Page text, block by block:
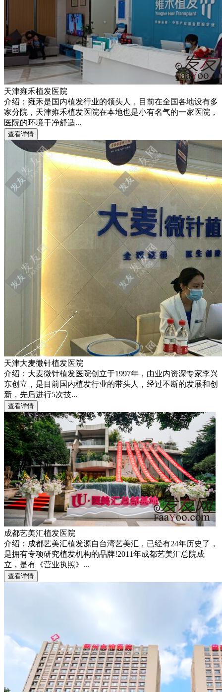
天津雍禾植发医院
介绍：雍禾是国内植发行业的领头人，目前在全国各地设有多
家分院，天津雍禾植发医院在本地也是小有名气的一家医院，
医院的环境干净舒适...
天津大麦微针植发医院
介绍：大麦微针植发医院创立于1997年，由业内资深专家李兴
东创立，是目前国内植发行业的带头人，经过不断的发展和创
新，先后进行5次技...
成都艺美汇植发医院
介绍：成都艺美汇植发源自台湾艺美汇，已经有24年历史了，
是拥有专项研究植发机构的品牌!2011年成都艺美汇总院成
立，是有《营业执照》...